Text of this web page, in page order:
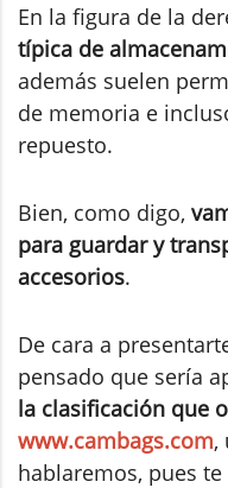
En la figura de la
típica de
además suelen
de memoria e
repuesto.
Bien, como digo,
para guardar y
accesorios.
De cara a
pensado que sería
la clasificación que
www.cambags.com,
hablaremos, pues